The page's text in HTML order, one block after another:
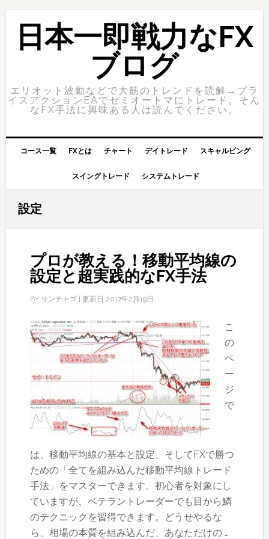
Skip
primary
navigation
Skip
content日本一即戦力なFX
ブログ
エリオット波動などで大筋のトレンドを読解→プラ
イスアクションEAでセミオートマにトレード。そん
なFX手法に興味ある人は読んでください。
コース一覧 FXとは チャート デイトレード スキャルピング
スイングトレード システムトレード
設定
プロが教える！移動平均線の
設定と超実践的なFX手法
BY サンチャゴ| 更新日 2017年2月19日
こ
の
ペ
ー
ジ
で
は、移動平均線の基本と設定、そしてFXで勝つ
ための「全てを組み込んだ移動平均線トレード
手法」をマスターできます。初心者を対象にし
ていますが、ベテラントレーダーでも目から鱗
のテクニックを習得できます。どうせやるな
ら、相場の本質を組み込んだ、あなただけの …